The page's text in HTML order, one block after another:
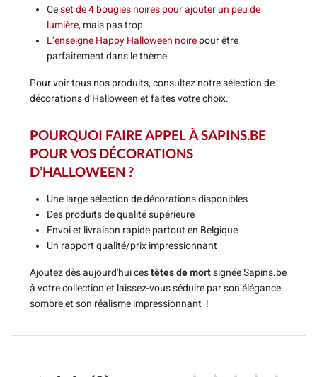
Ceset de 4 bougies noires pour ajouter un peu de
lumière, mais pas trop
L’enseigne Happy Halloween noire pour être
parfaitement dans le thème
Pour voir tous nos produits, consultez notre sélection de
décorations d’Halloween et faites votre choix.
POURQUOI FAIRE APPEL À SAPINS.BE
POUR VOS DÉCORATIONS
D’HALLOWEEN ?
Une large sélection de décorations disponibles
Des produits de qualité supérieure
Envoi et livraison rapide partout en Belgique
Un rapport qualité/prix impressionnant
Ajoutez dès aujourd'hui cestêtes de mortsignée Sapins.be
à votre collection et laissez-vous séduire par son élégance
sombre et son réalisme impressionnant !